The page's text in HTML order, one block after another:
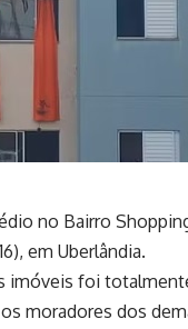
no Bairro
em Uberlândia.
imóveis foi
moradores dos